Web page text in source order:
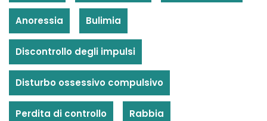
Anoressia Bulimia
Discontrollo degli impulsi
Disturbo ossessivo compulsivo
Perdita di controllo Rabbia